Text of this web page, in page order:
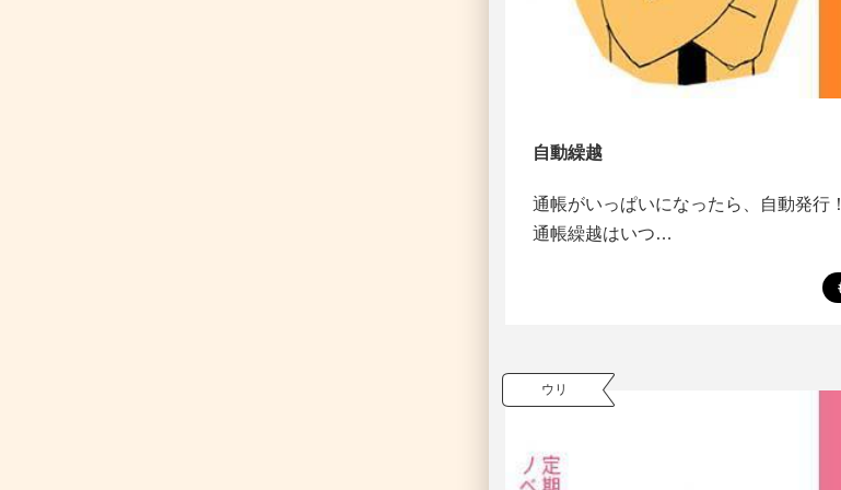
自動繰越
通帳がいっぱいになったら、自動発行！
通帳繰越はいつ…
ウリ